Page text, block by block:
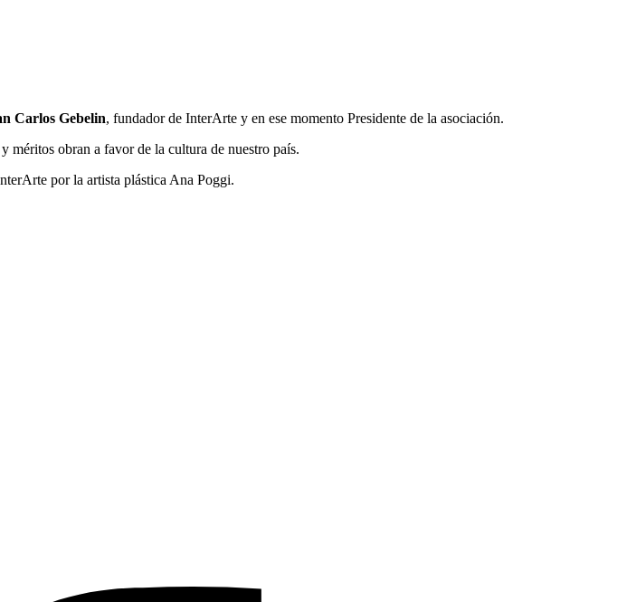
Carlos Gebelin, fundador de InterArte y en ese momento Presidente de la asociación.
méritos obran a favor de la cultura de nuestro país.
por la artista plástica Ana Poggi.